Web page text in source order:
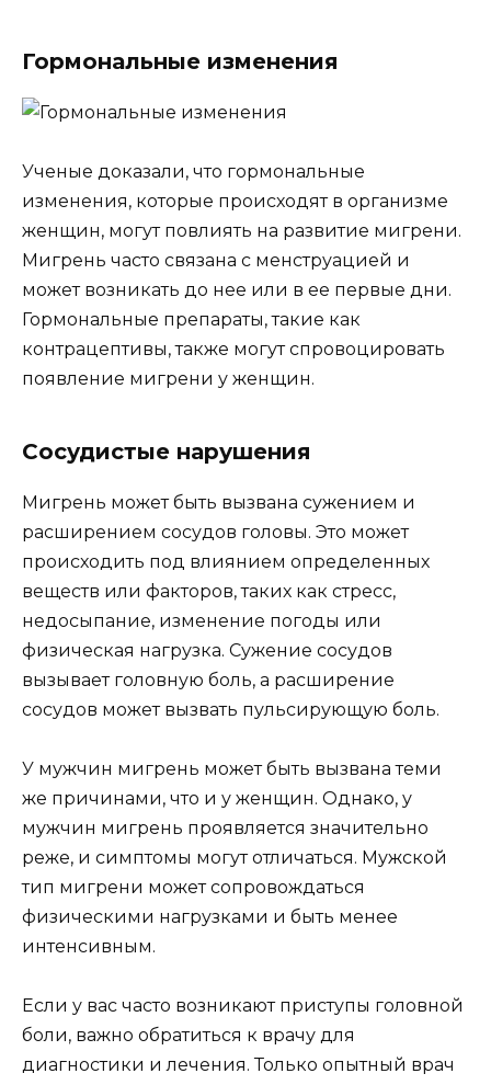
Гормональные изменения
Ученые доказали, что гормональные
изменения, которые происходят в организме
женщин, могут повлиять на развитие мигрени.
Мигрень часто связана с менструацией и
может возникать до нее или в ее первые дни.
Гормональные препараты, такие как
контрацептивы, также могут спровоцировать
появление мигрени у женщин.
Сосудистые нарушения
Мигрень может быть вызвана сужением и
расширением сосудов головы. Это может
происходить под влиянием определенных
веществ или факторов, таких как стресс,
недосыпание, изменение погоды или
физическая нагрузка. Сужение сосудов
вызывает головную боль, а расширение
сосудов может вызвать пульсирующую боль.
У мужчин мигрень может быть вызвана теми
же причинами, что и у женщин. Однако, у
мужчин мигрень проявляется значительно
реже, и симптомы могут отличаться. Мужской
тип мигрени может сопровождаться
физическими нагрузками и быть менее
интенсивным.
Если у вас часто возникают приступы головной
боли, важно обратиться к врачу для
диагностики и лечения. Только опытный врач